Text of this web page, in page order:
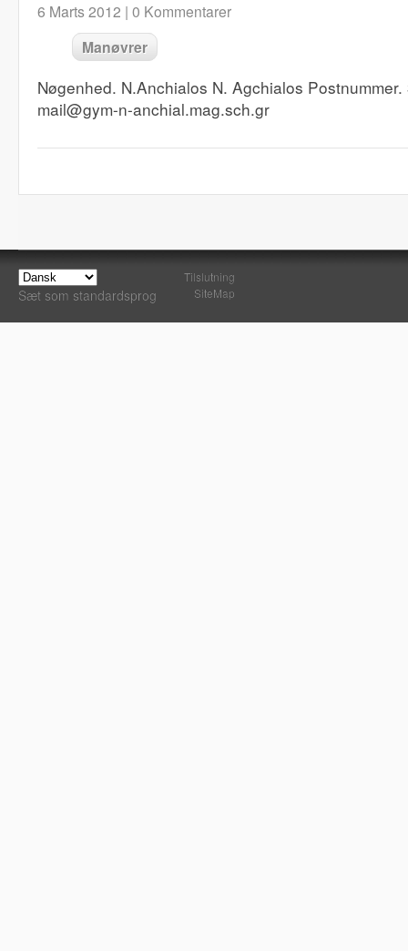
6 Marts 2012 | 0 Kommentarer
Manøvrer
Nøgenhed. N.Anchialos N. Agchialos
mail@gym-n-anchial.mag.sch.gr
Sæt som standardsprog
Tilslutning
SiteMap